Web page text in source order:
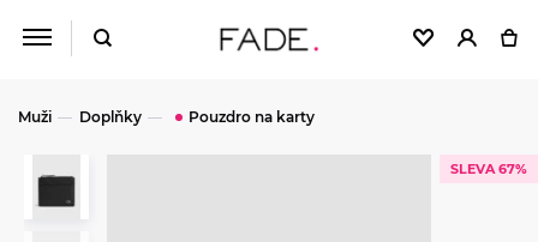
Muži Doplňky Pouzdro na karty
SLEVA 67%